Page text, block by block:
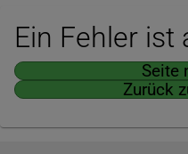
Ein Fehler ist
Seite
Zurück